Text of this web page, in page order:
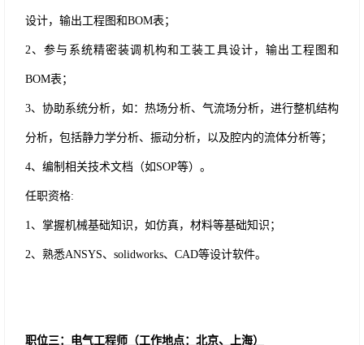
设计，输出工程图和BOM表；
2、参与系统精密装调机构和工装工具设计，输出工程图和
BOM表；
3、协助系统分析，如：热场分析、气流场分析，进行整机结构
分析，包括静力学分析、振动分析，以及腔内的流体分析等；
4、编制相关技术文档（如SOP等）。
任职资格:
1、掌握机械基础知识，如仿真，材料等基础知识；
2、熟悉ANSYS、solidworks、CAD等设计软件。
职位三：电气工程师（工作地点：北京、上海）